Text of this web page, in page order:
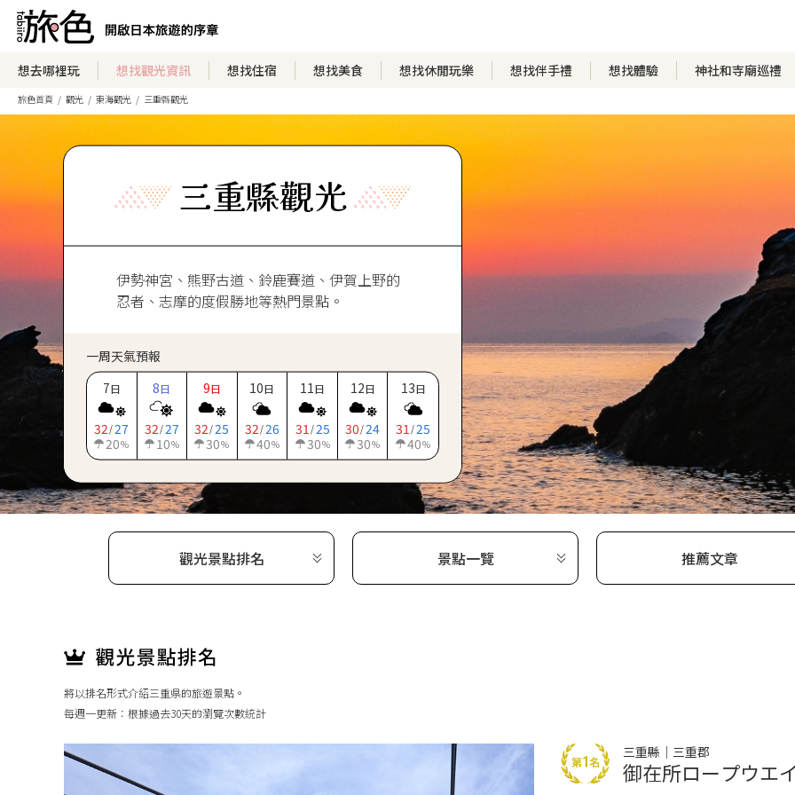
想去哪裡玩 想找觀光資訊 想找住宿 想找美食 想找休閒玩樂 想找伴手禮 想找體驗 神社和寺廟巡禮
旅色首頁 觀光 東海觀光 三重縣觀光
三重縣觀光
伊勢神宮、熊野古道、鈴鹿賽道、伊賀上野的
忍者、志摩的度假勝地等熱門景點。
一周天氣預報
7日
32 /27
20%
8日
32 /27
10%
9日
32 /25
30%
10日
32 /26
40%
11日
31 /25
30%
12日
30 /24
30%
13日
31 /25
40%
觀光景點排名 景點一覽 推薦文章
將以排名形式介紹三重県的旅遊景點。
每週一更新：根據過去30天的瀏覽次數統計
三重縣｜三重郡
御在所ロープウエ